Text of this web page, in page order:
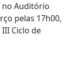
no Auditório
pelas 17h00,
Ciclo de